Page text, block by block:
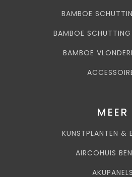
BAMBOE
BAMBOE
BAMBOE
MEER
KUNSTPLANTEN &
AIRCOHUIS
AKUPANELS